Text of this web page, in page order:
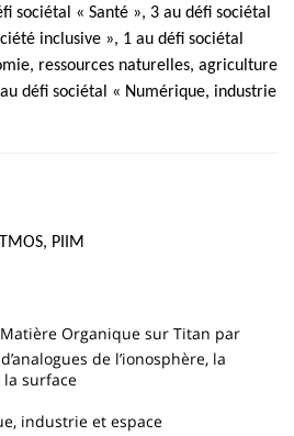
sociétal « Santé », 3 au défi sociétal
inclusive », 1 au défi sociétal
ressources naturelles, agriculture
défi sociétal « Numérique, industrie
PIIM
Organique sur Titan par
de l’ionosphère, la
surface
industrie et espace